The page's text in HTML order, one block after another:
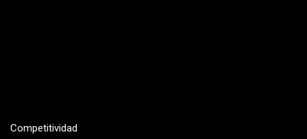
Competitividad